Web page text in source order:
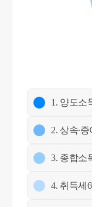
1. 양도소
2. 상속∙증
3. 종합소
4. 취득세